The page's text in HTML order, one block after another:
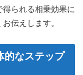
られる相乗効果に
伝えします。
的なステップ